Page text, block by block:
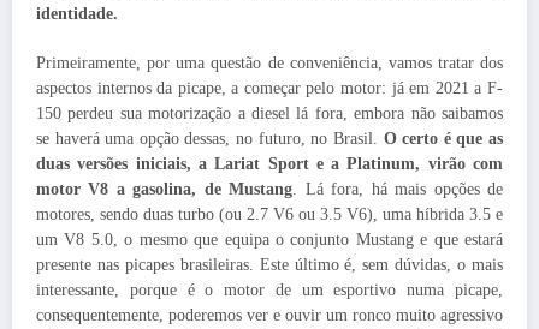
identidade.
Primeiramente, por uma questão de conveniência, vamos tratar dos
aspectos internos da picape, a começar pelo motor: já em 2021 a F-
150 perdeu sua motorização a diesel lá fora, embora não saibamos
se haverá uma opção dessas, no futuro, no Brasil. O certo é que as
duas versões iniciais, a Lariat Sport e a Platinum, virão com
motor V8 a gasolina, de Mustang . Lá fora, há mais opções de
motores, sendo duas turbo (ou 2.7 V6 ou 3.5 V6), uma híbrida 3.5 e
um V8 5.0, o mesmo que equipa o conjunto Mustang e que estará
presente nas picapes brasileiras. Este último é, sem dúvidas, o mais
interessante, porque é o motor de um esportivo numa picape,
consequentemente, poderemos ver e ouvir um ronco muito agressivo